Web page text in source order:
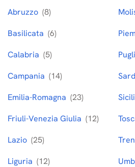
Abruzzo (8)
Basilicata (6)
Calabria (5)
Campania (14)
Emilia-Romagna (23)
Friuli-Venezia Giulia (12)
Lazio (25)
Liguria (12)